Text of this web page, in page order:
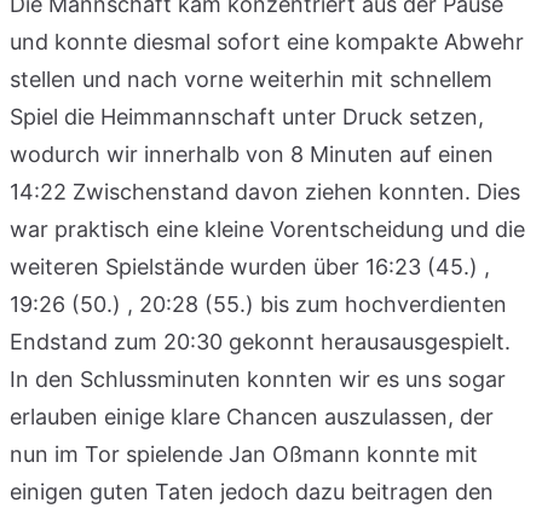
und konnte diesmal sofort eine kompakte Abwehr
stellen und nach vorne weiterhin mit schnellem
Spiel die Heimmannschaft unter Druck setzen,
wodurch wir innerhalb von 8 Minuten auf einen
14:22 Zwischenstand davon ziehen konnten. Dies
war praktisch eine kleine Vorentscheidung und die
weiteren Spielstände wurden über 16:23 (45.) ,
19:26 (50.) , 20:28 (55.) bis zum hochverdienten
Endstand zum 20:30 gekonnt herausausgespielt.
In den Schlussminuten konnten wir es uns sogar
erlauben einige klare Chancen auszulassen, der
nun im Tor spielende Jan Oßmann konnte mit
einigen guten Taten jedoch dazu beitragen den